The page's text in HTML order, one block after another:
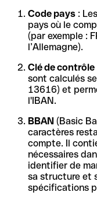
Code pays :
pays où le
(par exemple :
l’Allemagne).
Clé de contrôle
sont calculés
13616) et
l'IBAN.
BBAN (Basic
caractères
compte. Il
nécessaires
identifier de
sa structure et
spécifications